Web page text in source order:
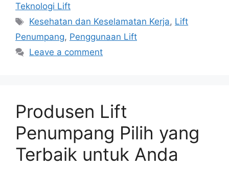
Teknologi Lift
Tags
Kesehatan dan Keselamatan Kerja, Lift
Penumpang, Penggunaan Lift
Leave a comment
Produsen Lift
Penumpang Pilih yang
Terbaik untuk Anda